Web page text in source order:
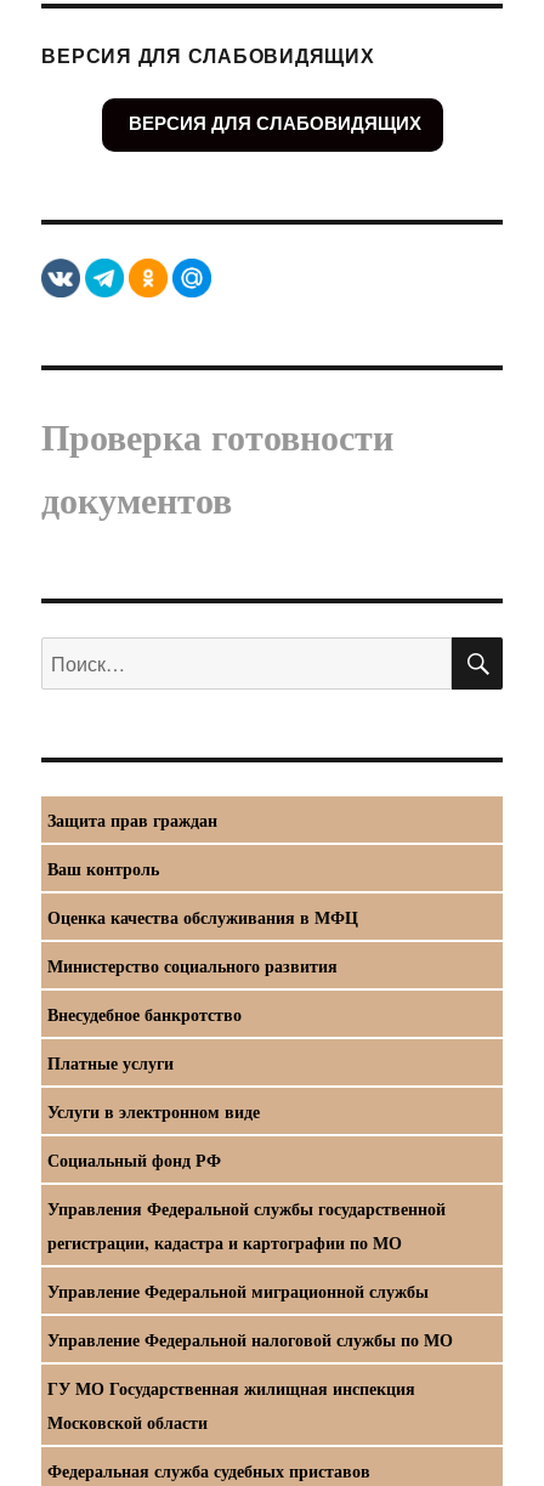
записям
Я
НИЦ
СТРА
ВЕРСИЯ ДЛЯ СЛАБОВИДЯЩИХ
ВЕРСИЯ ДЛЯ СЛАБОВИДЯЩИХ
Проверка готовности
документов
Искать:
Защита прав граждан
Ваш контроль
Оценка качества обслуживания в МФЦ
Министерство социального развития
Внесудебное банкротство
Платные услуги
Услуги в электронном виде
Социальный фонд РФ
Управления Федеральной службы государственной
регистрации, кадастра и картографии по МО
Управление Федеральной миграционной службы
Управление Федеральной налоговой службы по МО
ГУ МО Государственная жилищная инспекция
Московской области
Федеральная служба судебных приставов